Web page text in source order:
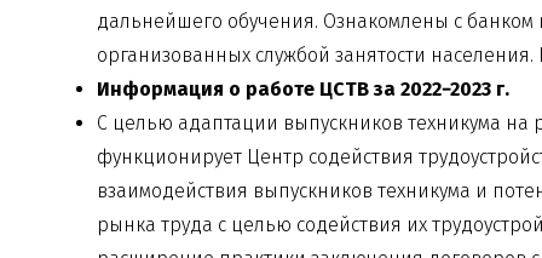
дальнейшего обучения. Ознакомлены с
организованных службой занятости
Информация о работе ЦСТВ за 2022−2023 г.
С целью адаптации выпускников техникума на
функционирует Центр содействия
взаимодействия выпускников техникума и
рынка труда с целью содействия их